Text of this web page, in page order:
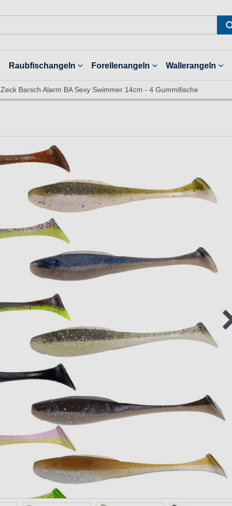
Raubfischangeln Forellenangeln Wallerangeln
Zeck Barsch Alarm BA Sexy Swimmer 14cm - 4 Gummifische